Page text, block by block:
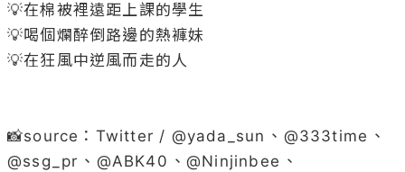
💡在棉被裡遠距上課的學生
💡喝個爛醉倒路邊的熱褲妹
💡在狂風中逆風而走的人
📸source：Twitter / @yada_sun 、@333time 、
@ssg_pr 、@ABK40 、@Ninjinbee 、